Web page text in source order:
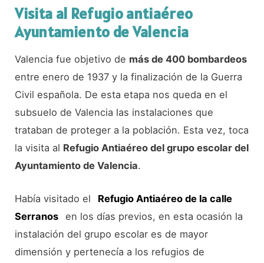
Visita al Refugio antiaéreo
Ayuntamiento de Valencia
Valencia fue objetivo de más de 400 bombardeos
entre enero de 1937 y la finalización de la Guerra
Civil española. De esta etapa nos queda en el
subsuelo de Valencia las instalaciones que
trataban de proteger a la población. Esta vez, toca
la visita al Refugio Antiaéreo del grupo escolar del
Ayuntamiento de Valencia.
Había visitado el
Refugio Antiaéreo de la calle
Serranos en los días previos, en esta ocasión la
instalación del grupo escolar es de mayor
dimensión y pertenecía a los refugios de